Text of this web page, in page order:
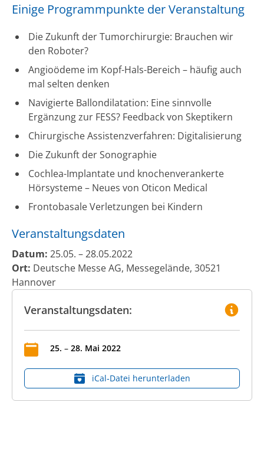
Veranstaltungsdaten:
25. – 28. Mai 2022
iCal‑Datei herunterladen
Einige Programmpunkte der Veranstaltung
Die Zukunft der Tumorchirurgie: Brauchen wir
den Roboter?
Angioödeme im Kopf-Hals-Bereich – häufig auch
mal selten denken
Navigierte Ballondilatation: Eine sinnvolle
Ergänzung zur FESS? Feedback von Skeptikern
Chirurgische Assistenzverfahren: Digitalisierung
Die Zukunft der Sonographie
Cochlea-Implantate und knochenverankerte
Hörsysteme – Neues von Oticon Medical
Frontobasale Verletzungen bei Kindern
Veranstaltungsdaten
Datum: 25.05. – 28.05.2022
Ort: Deutsche Messe AG, Messegelände, 30521
Hannover